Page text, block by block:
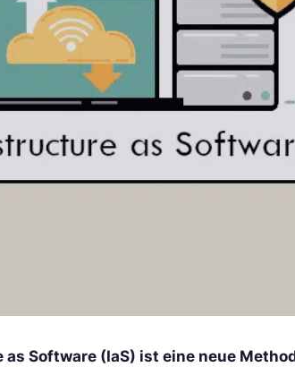
Software (IaS) ist eine neue